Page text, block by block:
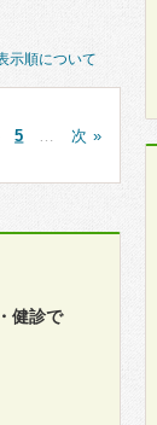
示順について
5 次 »
健診で